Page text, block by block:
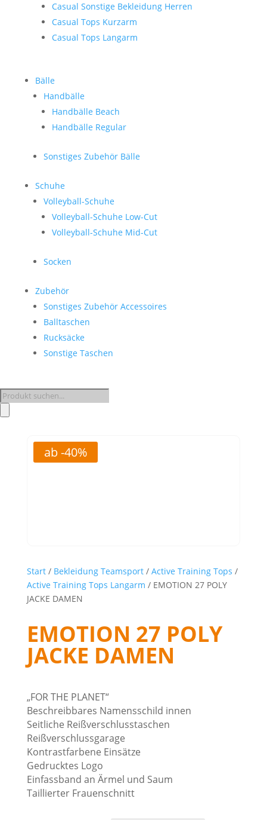
Casual Sonstige Bekleidung Herren
Casual Tops Kurzarm
Casual Tops Langarm
Bälle
Handbälle
Handbälle Beach
Handbälle Regular
Sonstiges Zubehör Bälle
Schuhe
Volleyball-Schuhe
Volleyball-Schuhe Low-Cut
Volleyball-Schuhe Mid-Cut
Socken
Zubehör
Sonstiges Zubehör Accessoires
Balltaschen
Rucksäcke
Sonstige Taschen
Products
search
ab -40%
Start/ Bekleidung Teamsport/ Active Training Tops /
Active Training Tops Langarm / EMOTION 27 POLY
JACKE DAMEN
EMOTION 27 POLY
JACKE DAMEN
„FOR THE PLANET“
Beschreibbares Namensschild innen
Seitliche Reißverschlusstaschen
Reißverschlussgarage
Kontrastfarbene Einsätze
Gedrucktes Logo
Einfassband an Ärmel und Saum
Taillierter Frauenschnitt